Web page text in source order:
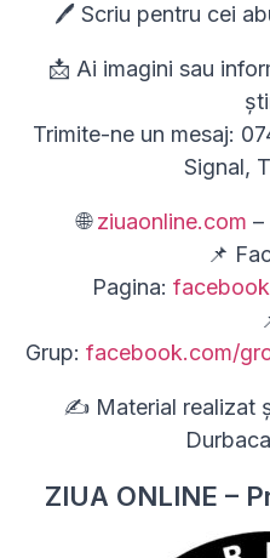
🖊 Scriu pentru cei
📩 Ai imagini sau
Trimite-ne un mesaj:
Signal,
🌐ziuaonline.com –
📌
Pagina:
Grup: facebook.com/
✍ Material realizat
ZIUA ONLINE –